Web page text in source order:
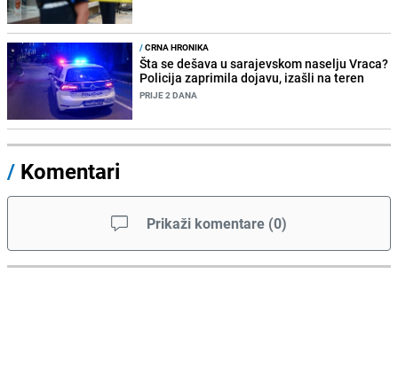
/CRNA HRONIKA
Šta se dešava u sarajevskom naselju Vraca?
Policija zaprimila dojavu, izašli na teren
PRIJE 2 DANA
/ Komentari
Prikaži komentare (0)